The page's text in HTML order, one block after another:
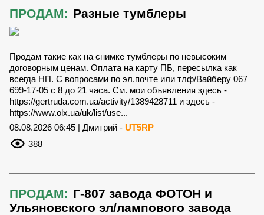
ПРОДАМ: Разные тумблеры
Продам такие как на снимке тумблеры по невысоким
договорным ценам. Оплата на карту ПБ, пересылка как
всегда НП. С вопросами по эл.почте или тлф/Вайберу 067
699-17-05 с 8 до 21 часа. См. мои объявления здесь -
https://gertruda.com.ua/activity/1389428711 и здесь -
https://www.olx.ua/uk/list/use...
08.08.2026 06:45 | Дмитрий - UT5RP
388
ПРОДАМ: Г-807 завода ФОТОН и
Ульяновского эл/лампового завода